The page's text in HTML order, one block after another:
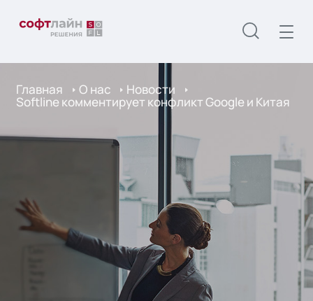
Главная О нас Новости
Softline комментирует конфликт Google и Китая